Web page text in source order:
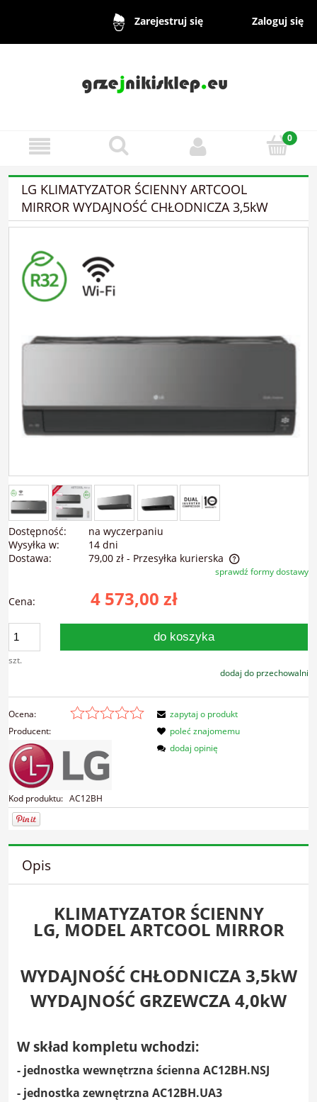
Zarejestruj się Zaloguj się
LG KLIMATYZATOR ŚCIENNY ARTCOOL
MIRROR WYDAJNOŚĆ CHŁODNICZA 3,5kW
Dostępność:
na wyczerpaniu
Wysyłka w:
14 dni
Dostawa:
79,00 zł - Przesyłka kurierska
Cena nie zawiera ewentualnych kosztów płatnościsprawdź formy dostawy
Cena: 4 573,00 zł
szt.
do koszyka
dodaj do przechowalni
Ocena:
Producent:
Kod produktu: AC12BH
zapytaj o produkt
poleć znajomemu
dodaj opinię
Opis
KLIMATYZATOR ŚCIENNY
LG, MODEL ARTCOOL MIRROR
WYDAJNOŚĆ CHŁODNICZA 3,5kW
WYDAJNOŚĆ GRZEWCZA 4,0kW
W skład kompletu wchodzi:
- jednostka wewnętrzna ścienna AC12BH.NSJ
- jednostka zewnętrzna AC12BH.UA3